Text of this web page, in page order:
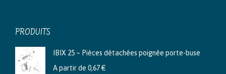
PRODUITS
IBIX 25 – Pièces détachées poignée porte-buse
A partir de 0,67€